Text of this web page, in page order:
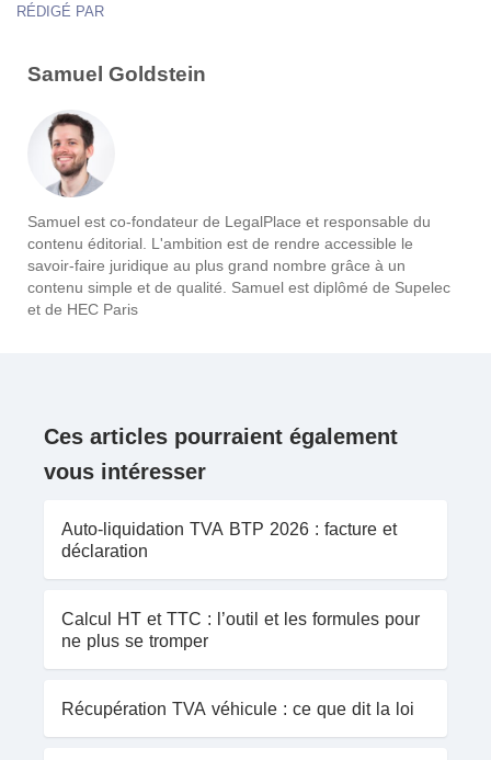
RÉDIGÉ PAR
Samuel Goldstein
Samuel est co-fondateur de LegalPlace et responsable du
contenu éditorial. L'ambition est de rendre accessible le
savoir-faire juridique au plus grand nombre grâce à un
contenu simple et de qualité. Samuel est diplômé de Supelec
et de HEC Paris
Ces articles pourraient également
vous intéresser
Auto-liquidation TVA BTP 2026 : facture et
déclaration
Calcul HT et TTC : l’outil et les formules pour
ne plus se tromper
Récupération TVA véhicule : ce que dit la loi